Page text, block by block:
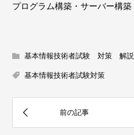
プログラム構築・サーバー構築
基本情報技術者試験 対策 解説
基本情報技術者試験対策